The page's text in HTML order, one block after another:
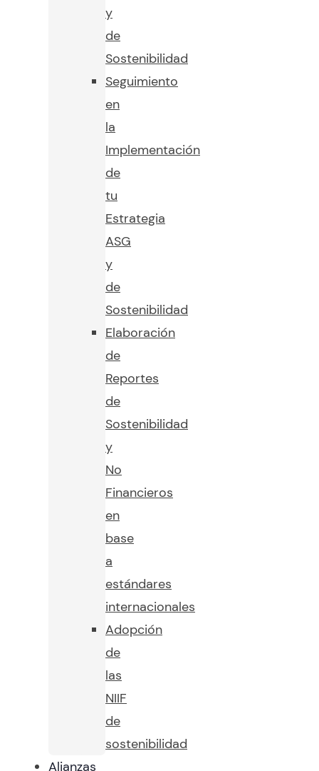
y
de
Sostenibilidad
Seguimiento
en
la
Implementación
de
tu
Estrategia
ASG
y
de
Sostenibilidad
Elaboración
de
Reportes
de
Sostenibilidad
y
No
Financieros
en
base
a
estándares
internacionales
Adopción
de
las
NIIF
de
sostenibilidad
Alianzas